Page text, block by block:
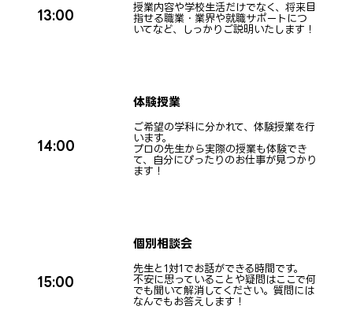
13:00
授業内容や学校生活だけでなく、将来目
指せる職業・業界や就職サポートにつ
いてなど、しっかりご説明いたします！
14:00
体験授業
ご希望の学科に分かれて、体験授業を行
います。
プロの先生から実際の授業も体験でき
て、自分にぴったりのお仕事が見つかり
ます！
15:00
個別相談会
先生と1対1でお話ができる時間です。
不安に思っていることや疑問はここで何
でも聞いて解消してください。質問には
なんでもお答えします！